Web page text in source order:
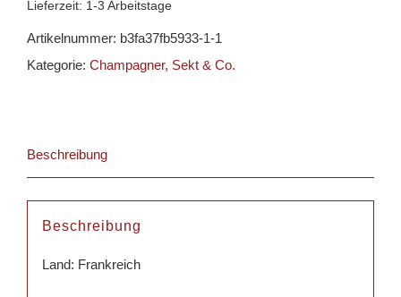
Menge
Lieferzeit: 1-3 Arbeitstage
Artikelnummer: b3fa37fb5933-1-1
Kategorie: Champagner, Sekt & Co.
Beschreibung
Beschreibung
Land: Frankreich